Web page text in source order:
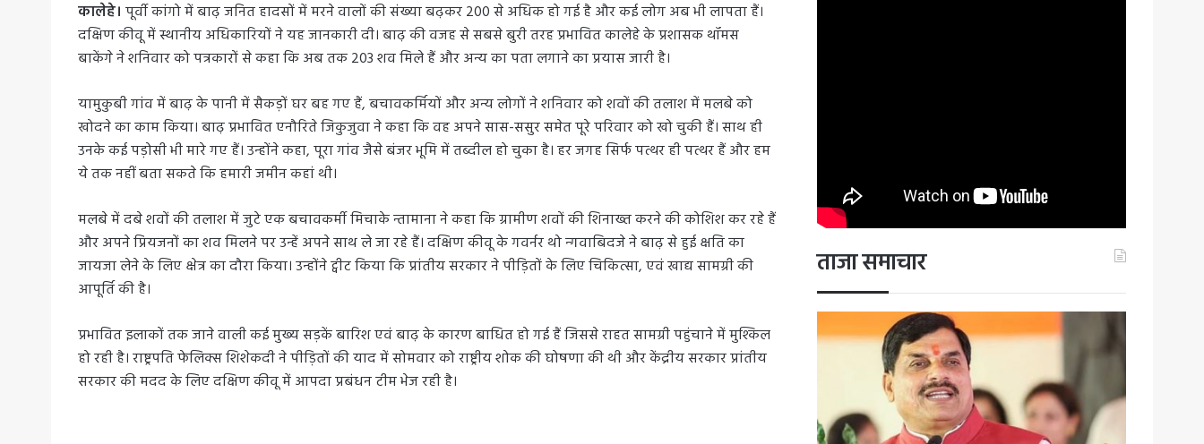
कालेहे। पूर्वी कांगो में बाढ़ जनित हादसों में मरने वालों की संख्या बढ़कर 200 से अधिक हो गई है और कई लोग अब भी लापता हैं।
दक्षिण कीवू में स्थानीय अधिकारियों ने यह जानकारी दी। बाढ़ की वजह से सबसे बुरी तरह प्रभावित कालेहे के प्रशासक थॉमस
बाकेंगे ने शनिवार को पत्रकारों से कहा कि अब तक 203 शव मिले हैं और अन्य का पता लगाने का प्रयास जारी है।
यामुकुबी गांव में बाढ़ के पानी में सैकड़ों घर बह गए हैं, बचावकर्मियों और अन्य लोगों ने शनिवार को शवों की तलाश में मलबे को
खोदने का काम किया। बाढ़ प्रभावित एनौरिते जिकुजुवा ने कहा कि वह अपने सास-ससुर समेत पूरे परिवार को खो चुकी हैं। साथ ही
उनके कई पड़ोसी भी मारे गए हैं। उन्होंने कहा, पूरा गांव जैसे बंजर भूमि में तब्दील हो चुका है। हर जगह सिर्फ पत्थर ही पत्थर हैं और हम
ये तक नहीं बता सकते कि हमारी जमीन कहां थी।
मलबे में दबे शवों की तलाश में जुटे एक बचावकर्मी मिचाके न्तामाना ने कहा कि ग्रामीण शवों की शिनाख्त करने की कोशिश कर रहे हैं
और अपने प्रियजनों का शव मिलने पर उन्हें अपने साथ ले जा रहे हैं। दक्षिण कीवू के गवर्नर थो न्गवाबिदजे ने बाढ़ से हुई क्षति का
जायजा लेने के लिए क्षेत्र का दौरा किया। उन्होंने ट्वीट किया कि प्रांतीय सरकार ने पीड़ितों के लिए चिकित्सा, एवं खाद्य सामग्री की
आपूर्ति की है।
प्रभावित इलाकों तक जाने वाली कई मुख्य सड़कें बारिश एवं बाढ़ के कारण बाधित हो गई हैं जिससे राहत सामग्री पहुंचाने में मुश्किल
हो रही है। राष्ट्रपति फेलिक्स शिशेकदी ने पीड़ितों की याद में सोमवार को राष्ट्रीय शोक की घोषणा की थी और केंद्रीय सरकार प्रांतीय
सरकार की मदद के लिए दक्षिण कीवू में आपदा प्रबंधन टीम भेज रही है।
ताजा समाचार